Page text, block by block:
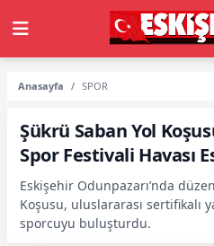
Anasayfa SPOR
Şükrü Saban Yol
Spor Festivali Havası
Eskişehir Odunpazarı’nda
Koşusu, uluslararası sertifikalı
sporcuyu buluşturdu.